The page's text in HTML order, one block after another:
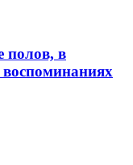
полов, в
воспоминаниях